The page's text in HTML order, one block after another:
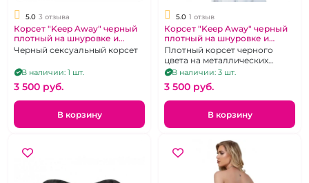
5.0 3 отзыва
Корсет "Keep Away" черный
плотный на шнуровке и
стринги размер 5XL 54-56
Черный сексуальный корсет
В наличии: 1 шт.
3 500 pуб.
В корзину
5.0 1 отзыв
Корсет "Keep Away" черный
плотный на шнуровке и
стринги размер 3XL 50-52
Плотный корсет черного
цвета на металлических
крючках спереди. Размер 50-
52
В наличии: 3 шт.
3 500 pуб.
В корзину